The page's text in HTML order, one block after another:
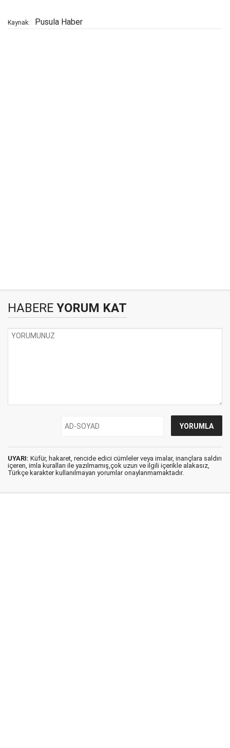
Kaynak: Pusula Haber
HABERE YORUM KAT
UYARI: Küfür, hakaret, rencide edici cümleler veya imalar, inançlara saldırı
içeren, imla kuralları ile yazılmamış,çok uzun ve ilgili içerikle alakasız,
Türkçe karakter kullanılmayan yorumlar onaylanmamaktadır.